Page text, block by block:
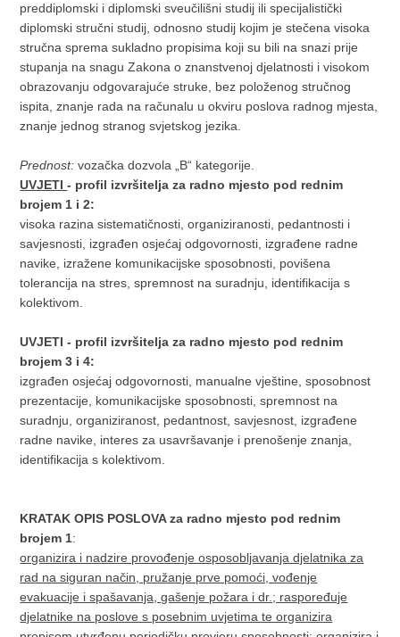
preddiplomski i diplomski sveučilišni studij ili specijalistički
diplomski stručni studij, odnosno studij kojim je stečena visoka
stručna sprema sukladno propisima koji su bili na snazi prije
stupanja na snagu Zakona o znanstvenoj djelatnosti i visokom
obrazovanju odgovarajuće struke, bez položenog stručnog
ispita, znanje rada na računalu u okviru poslova radnog mjesta,
znanje jednog stranog svjetskog jezika.
Prednost: vozačka dozvola „B“ kategorije.
UVJETI- profil izvršitelja za radno mjesto pod rednim
brojem 1 i 2:
visoka razina sistematičnosti, organiziranosti, pedantnosti i
savjesnosti, izgrađen osjećaj odgovornosti, izgrađene radne
navike, izražene komunikacijske sposobnosti, povišena
tolerancija na stres, spremnost na suradnju, identifikacija s
kolektivom.
UVJETI - profil izvršitelja za radno mjesto pod rednim
brojem 3 i 4:
izgrađen osjećaj odgovornosti, manualne vještine, sposobnost
prezentacije, komunikacijske sposobnosti, spremnost na
suradnju, organiziranost, pedantnost, savjesnost, izgrađene
radne navike, interes za usavršavanje i prenošenje znanja,
identifikacija s kolektivom.
KRATAK OPIS POSLOVA za radno mjesto pod rednim
brojem 1:
organizira i nadzire provođenje osposobljavanja djelatnika za
rad na siguran način, pružanje prve pomoći, vođenje
evakuacije i spašavanja, gašenje požara i dr.; raspoređuje
djelatnike na poslove s posebnim uvjetima te organizira